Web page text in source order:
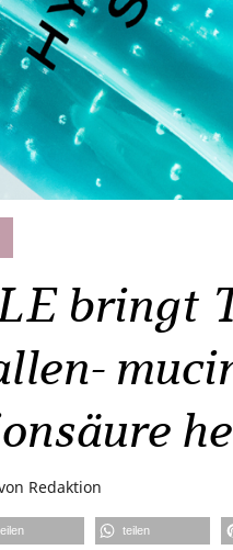
bringt
Redaktion
teilen